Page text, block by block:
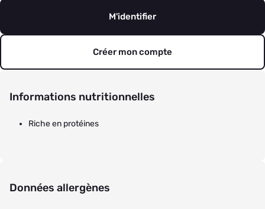
M'identifier
Créer mon compte
Informations nutritionnelles
Riche en protéines
Données allergènes